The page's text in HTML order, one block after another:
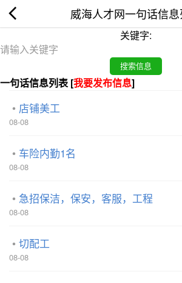
威海人才网一句话信
关键字:
一句话信息列表 [我要发布信息]
店铺美工
08-08
车险内勤1名
08-08
急招保洁，保安，客服，工程
08-08
切配工
08-08